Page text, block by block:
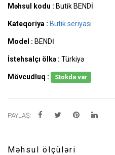
Məhsul kodu : Butik BENDİ
Kateqoriya : Butik seriyası
Model : BENDİ
İstehsalçı ölkə : Türkiyə
Mövcudluq : Stokda var
PAYLAŞ:
Məhsul ölçüləri